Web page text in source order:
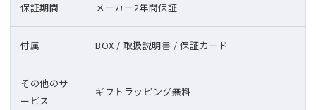
保証期間 メーカー2年間保証
付属 BOX / 取扱説明書 / 保証カード
その他のサ
ービス
ギフトラッピング無料